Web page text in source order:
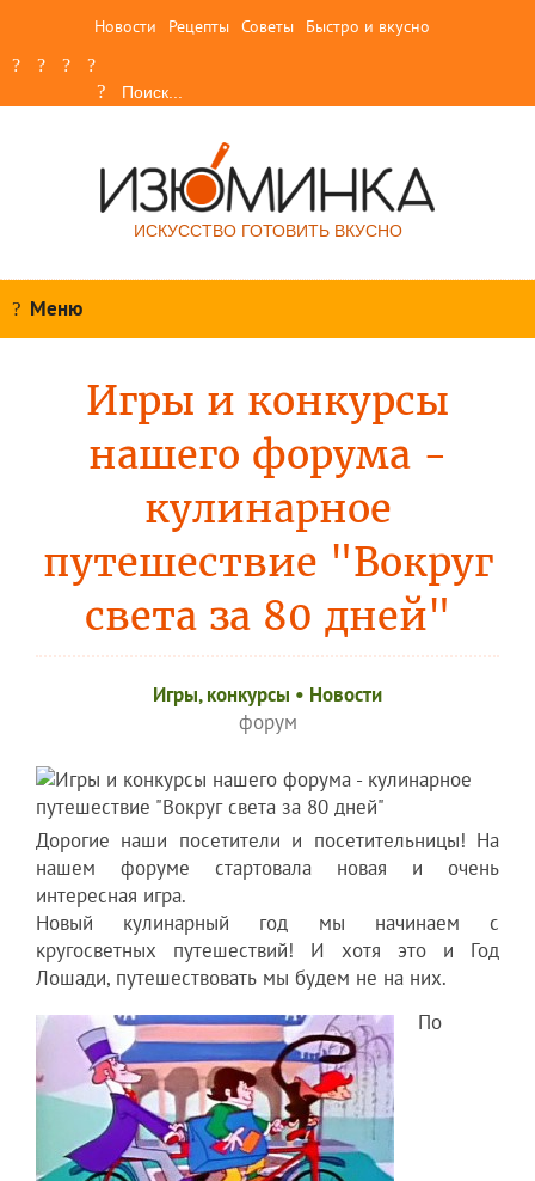
Новости Рецепты Советы Быстро и вкусно
ИСКУССТВО ГОТОВИТЬ ВКУСНО
Меню
Игры и конкурсы
нашего форума -
кулинарное
путешествие "Вокруг
света за 80 дней"
Игры, конкурсы • Новости
форум
Дорогие наши посетители и посетительницы! На
нашем форуме стартовала новая и очень
интересная игра.
Новый кулинарный год мы начинаем с
кругосветных путешествий! И хотя это и Год
Лошади, путешествовать мы будем не на них.
По